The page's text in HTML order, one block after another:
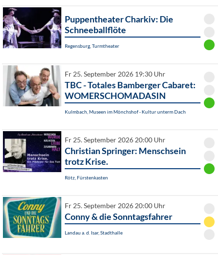
Puppentheater Charkiv: Die
Schneeballflöte
Regensburg, Turmtheater
Fr 25. September 2026 19:30 Uhr
TBC - Totales Bamberger Cabaret:
WOMERSCHOMADASIN
Kulmbach, Museen im Mönchshof - Kultur unterm Dach
Fr 25. September 2026 20:00 Uhr
Christian Springer: Menschsein
trotz Krise.
Rötz, Fürstenkasten
Fr 25. September 2026 20:00 Uhr
Conny & die Sonntagsfahrer
Landau a. d. Isar, Stadthalle